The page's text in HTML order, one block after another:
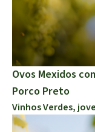
Ovos Mexidos
Porco Preto
Vinhos Verdes,